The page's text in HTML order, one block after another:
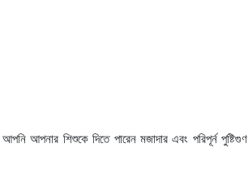
আপনার শিশুকে দিতে পারেন মজাদার এবং পরিপূর্ন পুষ্টিগুণ